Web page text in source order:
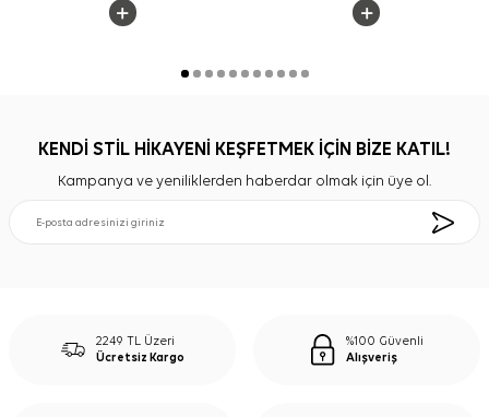
KENDİ STİL HİKAYENİ KEŞFETMEK İÇİN BİZE KATIL!
Kampanya ve yeniliklerden haberdar olmak için üye ol.
2249 TL Üzeri
Ücretsiz Kargo
%100 Güvenli
Alışveriş